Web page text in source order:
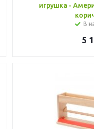
игрушка -
В
5